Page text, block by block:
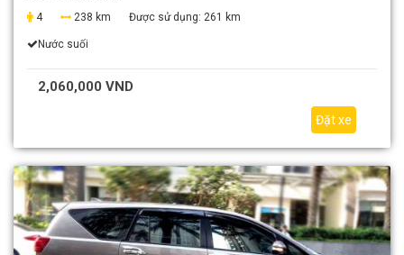
4
238 km Được sử dụng: 261 km
Nước suối
2,060,000 VND
Đặt xe